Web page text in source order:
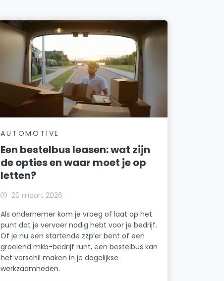
AUTOMOTIVE
Een bestelbus leasen: wat zijn
de opties en waar moet je op
letten?
20 maart 2026
Als ondernemer kom je vroeg of laat op het
punt dat je vervoer nodig hebt voor je bedrijf.
Of je nu een startende zzp’er bent of een
groeiend mkb-bedrijf runt, een bestelbus kan
het verschil maken in je dagelijkse
werkzaamheden.